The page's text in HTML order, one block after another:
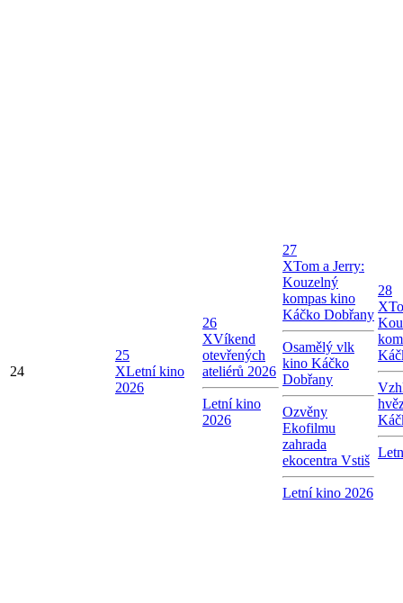
24
25
XLetní kino
2026
26
XVíkend
otevřených
ateliérů 2026
Letní kino
2026
27
XTom a Jerry:
Kouzelný
kompas kino
Káčko Dobřany
Osamělý vlk
kino Káčko
Dobřany
Ozvěny
Ekofilmu
zahrada
ekocentra Vstiš
Letní kino 2026
28
X